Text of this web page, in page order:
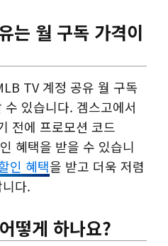
는 월 구독 가격이
TV 계정 공유 월 구독
있습니다. 겜스고에서
전에 프로모션 코드
혜택을 받을 수 있습니
인 혜택을 받고 더욱 저렴
다.
떻게 하나요?